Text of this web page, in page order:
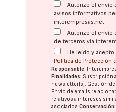
Autorizo el envío
avisos informativos
interempresas.net
Autorizo el envío
de terceros vía
He leído y
Política de Protección
Responsable:
Finalidades: Suscripción
newsletter(s). Gestión
Envío de emails
relativos a intereses
asociados.Conservación: